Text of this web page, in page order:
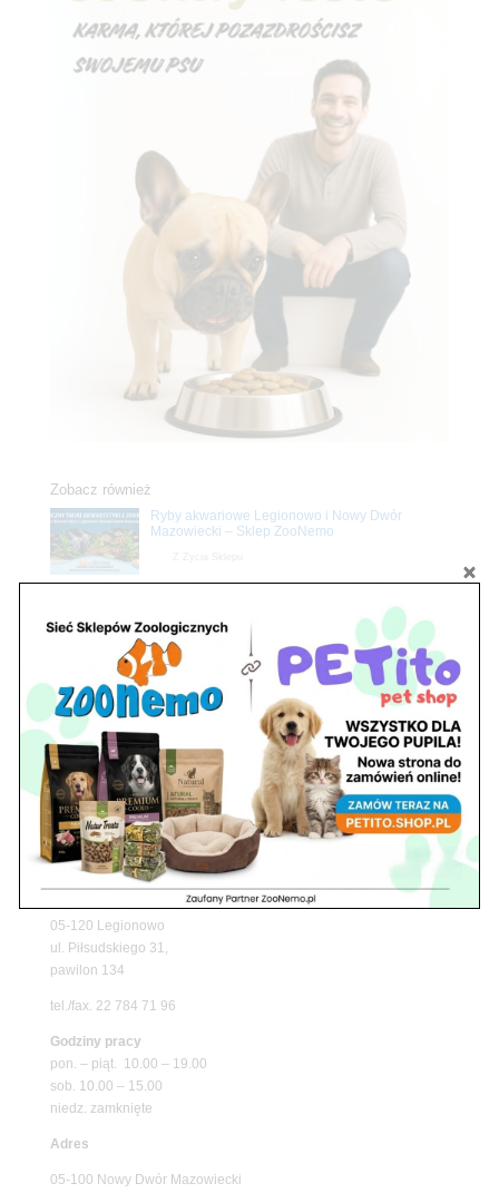
Zobacz również
Ryby akwariowe Legionowo i Nowy Dwór
Mazowiecki – Sklep ZooNemo
Z Życia Sklepu
rośliny akwariowe w ZooNemo – Legionowo i
Nowy Dwór Mazowiecki
Promocje
Upały wracają! Zadbaj o komfort swojego pupila
z matami chłodzącymi ZooNemo
Z Życia Sklepu
Petito Pet Shop – Internetowy Sklep Zoologiczny
Online! Wszystko Dla Twojego Pupila | ZooNemo
Znajdź nas
05-120 Legionowo
ul. Piłsudskiego 31,
pawilon 134
tel./fax. 22 784 71 96
Godziny pracy
pon. – piąt. 10.00 – 19.00
sob. 10.00 – 15.00
niedz. zamknięte
Adres
05-100 Nowy Dwór Mazowiecki